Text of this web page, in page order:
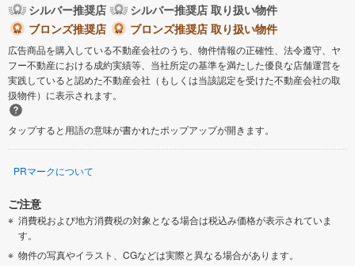
シルバー推奨店
シルバー推奨店 取り扱い物件
ブロンズ推奨店
ブロンズ推奨店 取り扱い物件
広告商品を購入している不動産会社のうち、物件情報の正確性、法令遵守、ヤ
フー不動産における成約実績等、当社所定の基準を満たした優良な店舗運営を
実践していると認めた不動産会社（もしくは当該認定を受けた不動産会社の取
扱物件）に表示されます。
タップすると用語の意味が書かれたポップアップが開きます。
PRマークについて
ご注意
消費税および地方消費税の対象となる場合は税込み価格が表示されていま
す。
物件の写真やイラスト、CGなどは実際と異なる場合があります。